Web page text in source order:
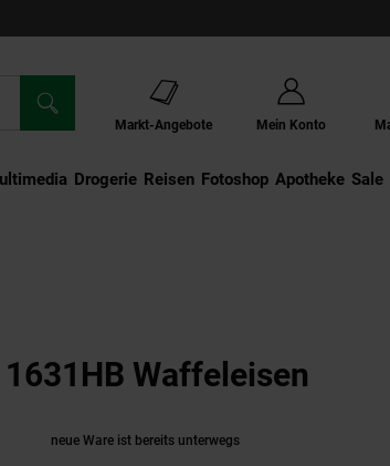
Markt-Angebote Mein Konto
Drogerie Externer Link:
Reisen Externer Link:
Fotoshop Externer Link:
Apotheke Sale
1631HB Waffeleisen
neue Ware ist bereits unterwegs